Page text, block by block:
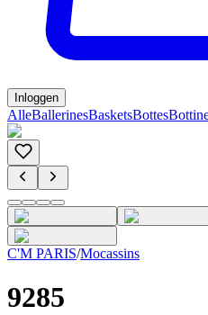
Inloggen
AlleBallerinesBasketsBottes
C'M PARIS/Mocassins
9285